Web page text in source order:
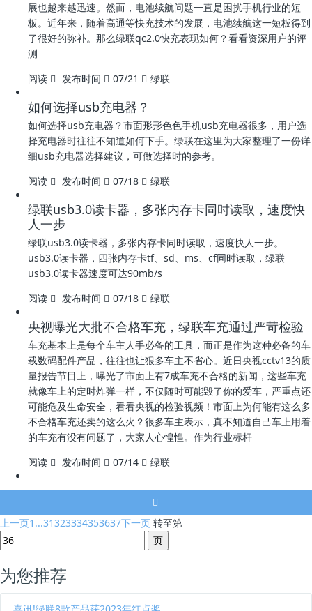
展也越来越迅速。然而，电池续航问题一直是困扰手机行业的短
板。近年来，随着高通等快充技术的发展，电池续航这一短板得到
了很好的弥补。那么绿联qc2.0快充表现如何？看看资深用户的评
测
阅读
发布时间 07/21 绿联
如何选择usb充电器？
如何选择usb充电器？市面形形色色手机usb充电器很多，用户选
择充电器时往往不知道如何下手。绿联在这里为大家整理了一份详
细usb充电器选择建议，可做选择时的参考。
阅读
发布时间 07/18 绿联
绿联usb3.0读卡器，多张内存卡同时读取，速度快
人一步
绿联usb3.0读卡器，多张内存卡同时读取，速度快人一步。
usb3.0读卡器，四张内存卡tf、sd、ms、cf同时读取，绿联
usb3.0读卡器速度可达90mb/s
阅读
发布时间 07/18 绿联
央视曝光大批不合格车充，绿联车充通过严苛检验
车充基本上是每个车主人手必备的工具，而正是作为这种必备的车
载数码配件产品，往往也让狠多车主不省心。近日央视cctv13的质
量报告节目上，曝光了市面上有7成车充不合格的新闻，这些车充
就像车上的定时炸弹一样，不仅随时可能毁了你的爱车，严重点还
可能危及生命安全，看看央视的检验视频！市面上为何能有这么多
不合格车充还卖的这么火？很多车主表示，真不知道自己车上用着
的车充有没有问题了，大家人心惶惶。作为行业标杆
阅读
发布时间 07/14 绿联
上一页1...31323334353637下一页 转至第
为您推荐
喜讯!绿联8款产品获2023年红点奖